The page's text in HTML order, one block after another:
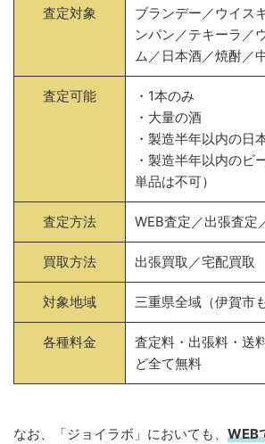
査定対象
ブランデー／ウイス
ンパン／テキーラ／
ム／日本酒／焼酎／
査定可能
・1本のみ
・大量の酒
・製造半年以内の日
・製造半年以内のビ
単品は不可）
査定方法 WEB査定／出張査定
買取方法 出張買取／宅配買取
対象地域 三重県全域（伊賀市
各種料金
査定料・出張料・送
ど全て無料
なお、「ジョイラボ」においても、 WEB